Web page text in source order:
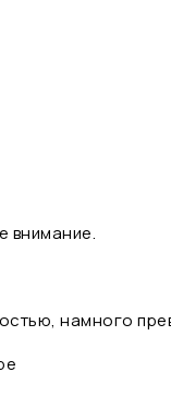
внимание.
намного